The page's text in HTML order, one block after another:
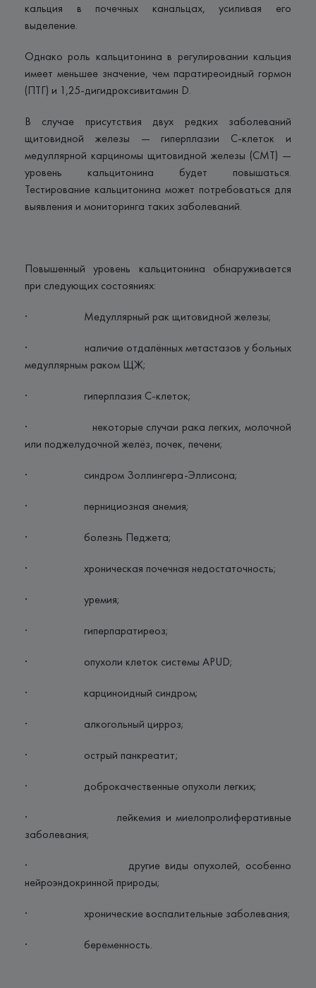
кальция в почечных канальцах, усиливая его
выделение.
Однако роль кальцитонина в регулировании кальция
имеет меньшее значение, чем паратиреоидный гормон
(ПТГ) и 1,25-дигидроксивитамин D.
В случае присутствия двух редких заболеваний
щитовидной железы — гиперплазии С-клеток и
медуллярной карциномы щитовидной железы (CMT) —
уровень кальцитонина будет повышаться.
Тестирование кальцитонина может потребоваться для
выявления и мониторинга таких заболеваний.
Повышенный уровень кальцитонина обнаруживается
при следующих состояниях:
· Медуллярный рак щитовидной железы;
· наличие отдалённых метастазов у больных
медуллярным раком ЩЖ;
· гиперплазия С-клеток;
· некоторые случаи рака легких, молочной
или поджелудочной желёз, почек, печени;
· синдром Золлингера-Эллисона;
· пернициозная анемия;
· болезнь Педжета;
· хроническая почечная недостаточность;
· уремия;
· гиперпаратиреоз;
· опухоли клеток системы APUD;
· карциноидный синдром;
· алкогольный цирроз;
· острый панкреатит;
· доброкачественные опухоли легких;
· лейкемия и миелопролиферативные
заболевания;
· другие виды опухолей, особенно
нейроэндокринной природы;
· хронические воспалительные заболевания;
· беременность.